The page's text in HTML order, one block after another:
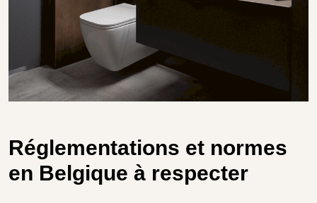
Réglementations et normes
en Belgique à respecter